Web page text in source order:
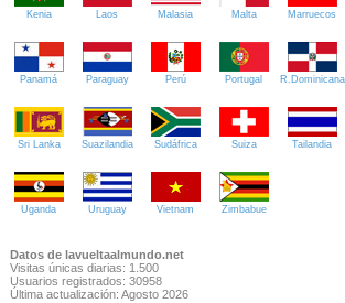
Kenia Laos Malasia Malta Marruecos
Panamá Paraguay Perú Portugal R.Dominicana
Sri Lanka Suazilandia Sudáfrica Suiza Tailandia
Uganda Uruguay Vietnam Zimbabue
Datos de lavueltaalmundo.net
Visitas únicas diarias: 1.500
Usuarios registrados: 30958
Última actualización: Agosto 2026